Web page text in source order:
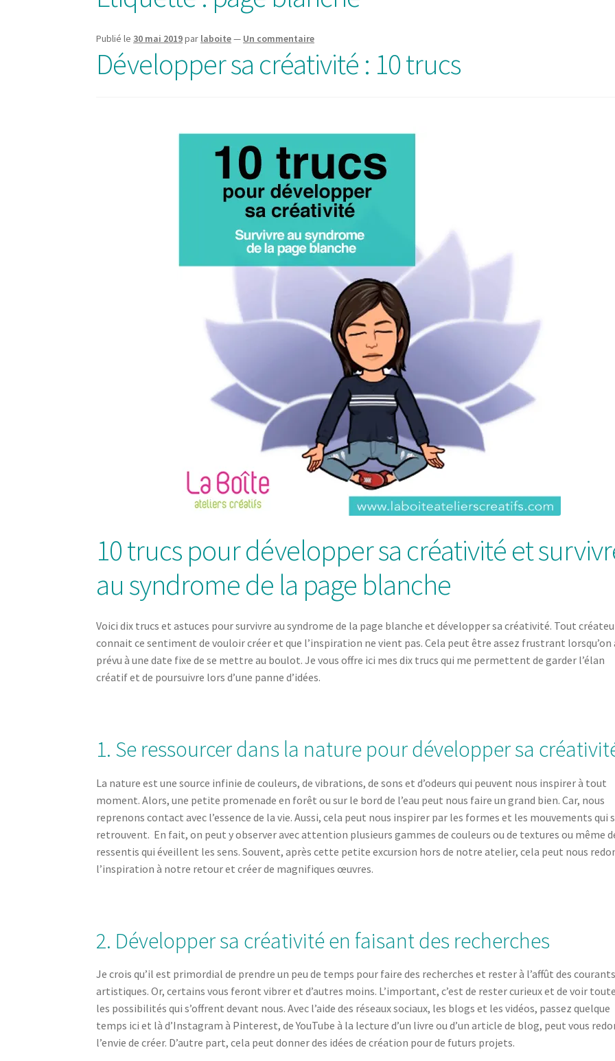
Publié le 30 mai 2019par laboite— Un commentaire
Développer sa créativité : 10 trucs
10 trucs pour développer sa créativité et
au syndrome de la page blanche
Voici dix trucs et astuces pour survivre au syndrome de la page blanche et développer sa créativité. Tout
connait ce sentiment de vouloir créer et que l’inspiration ne vient pas. Cela peut être assez frustrant lorsqu’on
prévu à une date fixe de se mettre au boulot. Je vous offre ici mes dix trucs qui me permettent de garder l’élan
créatif et de poursuivre lors d’une panne d’idées.
1. Se ressourcer dans la nature pour développer sa
La nature est une source infinie de couleurs, de vibrations, de sons et d’odeurs qui peuvent nous inspirer à tout
moment. Alors, une petite promenade en forêt ou sur le bord de l’eau peut nous faire un grand bien. Car, nous
reprenons contact avec l’essence de la vie. Aussi, cela peut nous inspirer par les formes et les mouvements qui
retrouvent. En fait, on peut y observer avec attention plusieurs gammes de couleurs ou de textures ou même
ressentis qui éveillent les sens. Souvent, après cette petite excursion hors de notre atelier, cela peut nous
l’inspiration à notre retour et créer de magnifiques œuvres.
2. Développer sa créativité en faisant des recherches
Je crois qu’il est primordial de prendre un peu de temps pour faire des recherches et rester à l’affût des courants
artistiques. Or, certains vous feront vibrer et d’autres moins. L’important, c’est de rester curieux et de voir
les possibilités qui s’offrent devant nous. Avec l’aide des réseaux sociaux, les blogs et les vidéos, passez quelque
temps ici et là d’Instagram à Pinterest, de YouTube à la lecture d’un livre ou d’un article de blog, peut vous
l’envie de créer. D’autre part, cela peut donner des idées de création pour de futurs projets.